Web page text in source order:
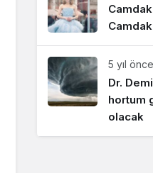
5 yıl önce
Dr.
hortum
olacak